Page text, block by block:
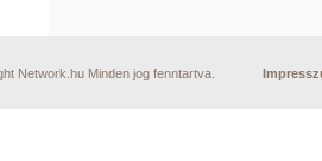
Network.hu Minden jog fenntartva.